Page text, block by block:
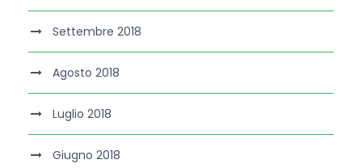
Settembre 2018
Agosto 2018
Luglio 2018
Giugno 2018